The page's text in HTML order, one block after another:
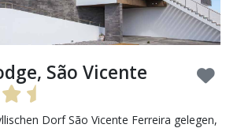
São Vicente
Dorf São Vicente Ferreira gelegen,